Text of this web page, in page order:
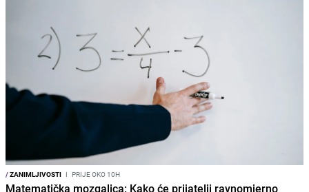
/ZANIMLJIVOSTI I PRIJE OKO 10H
Matematička mozgalica: Kako će prijatelji ravnomjerno